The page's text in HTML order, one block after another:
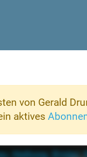
von Gerald
aktives